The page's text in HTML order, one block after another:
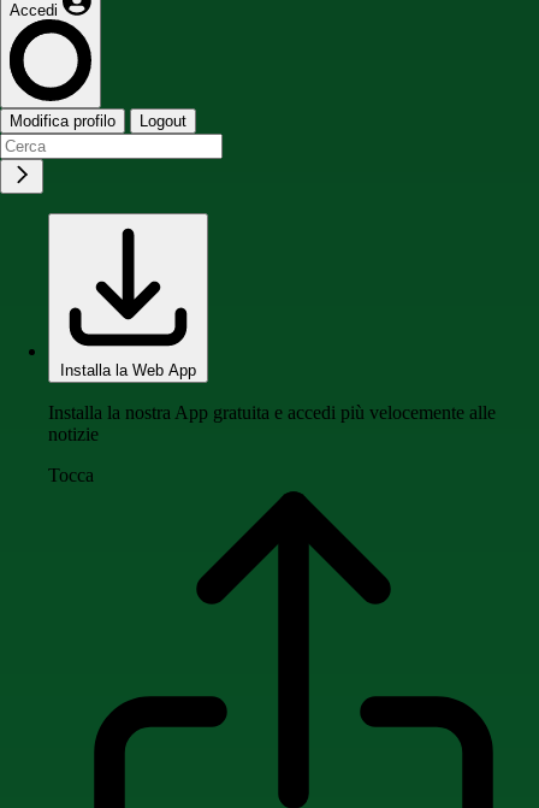
Accedi
Modifica profilo Logout
Installa la Web App
Installa la nostra App gratuita e accedi più velocemente alle
notizie
Tocca